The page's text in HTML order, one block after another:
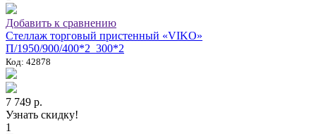
Добавить к сравнению
Стеллаж торговый пристенный «VIKO»
П/1950/900/400*2_300*2
Код: 42878
7 749 р.
Узнать скидку!
1